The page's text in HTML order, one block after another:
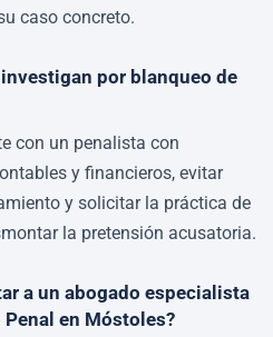
caso concreto.
por blanqueo de
con un penalista con
y financieros, evitar
y solicitar la práctica de
la pretensión acusatoria.
a un abogado especialista
en Móstoles?